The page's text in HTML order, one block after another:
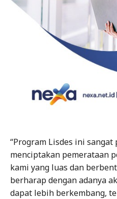
“Program Lisdes ini
menciptakan pemerataan
kami yang luas dan
berharap dengan adanya
dapat lebih berkembang,